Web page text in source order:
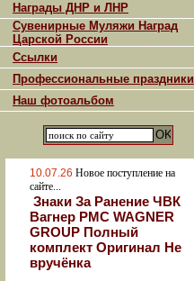
Награды ДНР и ЛНР
Сувенирные Муляжи Наград
Царской России
Ссылки
Профессиональные праздники
Наш фотоальбом
10.07.26 Новое поступление на
сайте...
Знаки За Ранение ЧВК
Вагнер РМС WAGNER
GROUP Полный
комплект Оригинал Не
вручёнка